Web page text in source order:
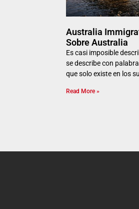
Australia
Sobre Australia
Es casi imposible
se describe con
que solo existe en los
Read More »